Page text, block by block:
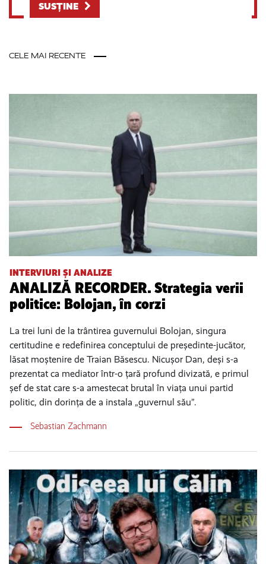
SUSȚINE
CELE MAI RECENTE
INTERVIURI ȘI ANALIZE
ANALIZĂ RECORDER. Strategia verii
politice: Bolojan, în corzi
La trei luni de la trântirea guvernului Bolojan, singura
certitudine e redefinirea conceptului de președinte-jucător,
lăsat moștenire de Traian Băsescu. Nicușor Dan, deși s-a
prezentat ca mediator într-o țară profund divizată, e primul
șef de stat care s-a amestecat brutal în viața unui partid
politic, din dorința de a instala „guvernul său”.
Sebastian Zachmann